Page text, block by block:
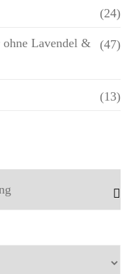
(24)
Lavendel &
(47)
(13)